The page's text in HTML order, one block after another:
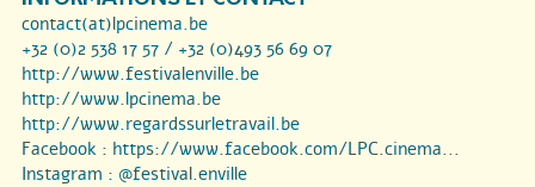
contact(at)lpcinema.be
+32 (0)2 538 17 57 / +32 (0)493 56 69 07
http://www.festivalenville.be
http://www.lpcinema.be
http://www.regardssurletravail.be
Facebook : https://www.facebook.com/LPC.cinema...
Instagram : @festival.enville